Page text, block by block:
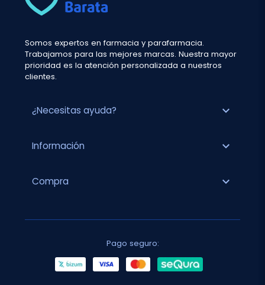
Somos expertos en farmacia y parafarmacia.
Trabajamos para las mejores marcas. Nuestra mayor
prioridad es la atención personalizada a nuestros
clientes.
¿Necesitas ayuda? expand_more
Información expand_more
Compra expand_more
Pago seguro: